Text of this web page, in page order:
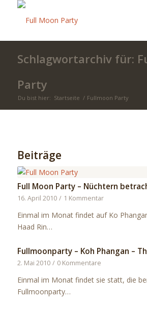
Schlagwortarchiv für:
Party
Du bist hier: Startseite / Fullmoon Party
Beiträge
Full Moon Party – Nüchtern
16. April 2010 / 1 Kommentar
Einmal im Monat findet auf Ko
Haad Rin…
Fullmoonparty – Koh Phangan –
2. Mai 2010 / 0 Kommentare
Einmal im Monat findet sie statt, die
Fullmoonparty…